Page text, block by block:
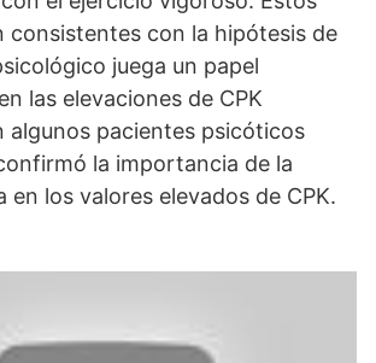
consistentes con la hipótesis de
juega un papel
las elevaciones de CPK
algunos pacientes psicóticos
la importancia de la
en los valores elevados de CPK.